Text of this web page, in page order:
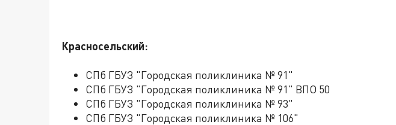
Красносельский:
СПб ГБУЗ "Городская поликлиника № 91"
СПб ГБУЗ "Городская поликлиника № 91" ВПО 50
СПб ГБУЗ "Городская поликлиника № 93"
СПб ГБУЗ "Городская поликлиника № 106"